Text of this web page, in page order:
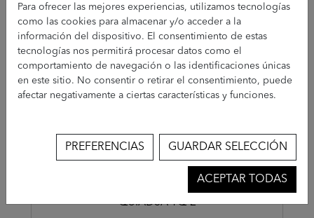
QUIADSA TQ-2
Para ofrecer las mejores experiencias, utilizamos tecnologías
como las cookies para almacenar y/o acceder a la
información del dispositivo. El consentimiento de estas
tecnologías nos permitirá procesar datos como el
comportamiento de navegación o las identificaciones únicas
en este sitio. No consentir o retirar el consentimiento, puede
afectar negativamente a ciertas características y funciones.
PREFERENCIAS GUARDAR SELECCIÓN
ACEPTAR TODAS